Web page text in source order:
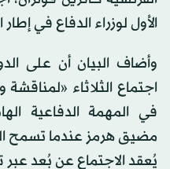
الأول لوزراء الدفاع في
وأضاف البيان أن على
اجتماع الثلاثاء
في المهمة الدفاعية
مضيق هرمز عندما تسمح
يُعقد الاجتماع عن بُعد عبر